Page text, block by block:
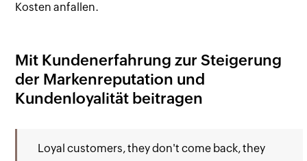
Kosten anfallen.
Mit Kundenerfahrung zur Steigerung
der Markenreputation und
Kundenloyalität beitragen
Loyal customers, they don't come back, they